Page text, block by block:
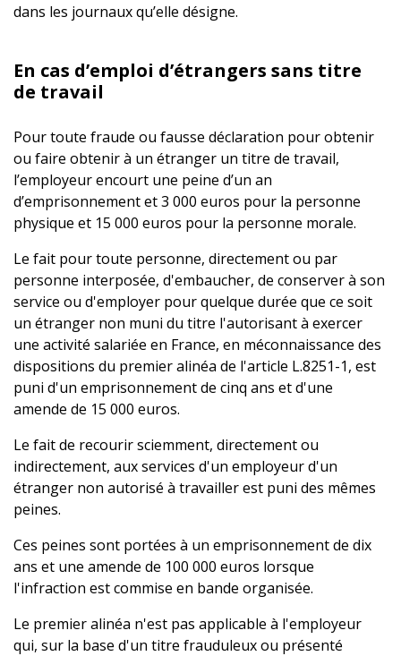
dans les journaux qu’elle désigne.
En cas d’emploi d’étrangers sans titre
de travail
Pour toute fraude ou fausse déclaration pour obtenir
ou faire obtenir à un étranger un titre de travail,
l’employeur encourt une peine d’un an
d’emprisonnement et 3 000 euros pour la personne
physique et 15 000 euros pour la personne morale.
Le fait pour toute personne, directement ou par
personne interposée, d'embaucher, de conserver à son
service ou d'employer pour quelque durée que ce soit
un étranger non muni du titre l'autorisant à exercer
une activité salariée en France, en méconnaissance des
dispositions du premier alinéa de l'article L.8251-1, est
puni d'un emprisonnement de cinq ans et d'une
amende de 15 000 euros.
Le fait de recourir sciemment, directement ou
indirectement, aux services d'un employeur d'un
étranger non autorisé à travailler est puni des mêmes
peines.
Ces peines sont portées à un emprisonnement de dix
ans et une amende de 100 000 euros lorsque
l'infraction est commise en bande organisée.
Le premier alinéa n'est pas applicable à l'employeur
qui, sur la base d'un titre frauduleux ou présenté